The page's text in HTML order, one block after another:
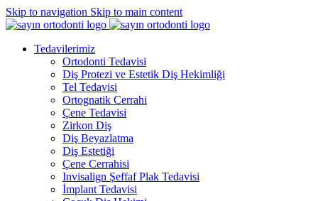
Skip to navigation Skip to main content
Tedavilerimiz
Ortodonti Tedavisi
Diş Protezi ve Estetik Diş Hekimliği
Tel Tedavisi
Ortognatik Cerrahi
Çene Tedavisi
Zirkon Diş
Diş Beyazlatma
Diş Estetiği
Çene Cerrahisi
Invisalign Şeffaf Plak Tedavisi
İmplant Tedavisi